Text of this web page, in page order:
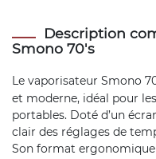
Description
Smono 70's
Le vaporisateur Smono
et moderne, idéal pour
portables. Doté d’un
clair des réglages de
Son format